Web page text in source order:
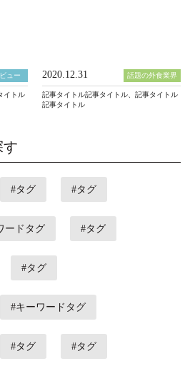
ュー
イトル
2020.12.31 話題の外食業界
記事タイトル記事タイトル、記事タイトル
記事タイトル
す
#タグ #タグ
ードタグ #タグ
#タグ
#キーワードタグ
#タグ #タグ